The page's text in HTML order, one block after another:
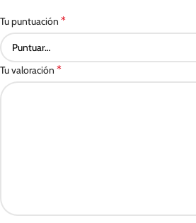
Tu puntuación *
Tu valoración *